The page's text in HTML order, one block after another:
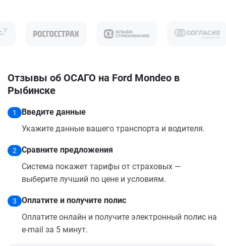
Отзывы об ОСАГО на Ford Mondeo в
Рыбинске
1
Введите данные
Укажите данные вашего транспорта и водителя.
2
Сравните предложения
Система покажет тарифы от страховых —
выберите лучший по цене и условиям.
3
Оплатите и получите полис
Оплатите онлайн и получите электронный полис на
e-mail за 5 минут.